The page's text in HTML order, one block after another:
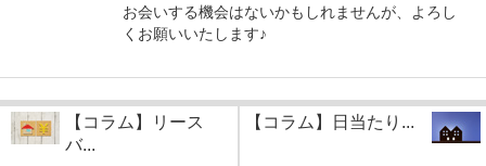
お会いする機会はないかもしれませんが、よろし
くお願いいたします♪
【コラム】リース
バ...
【コラム】日当たり...